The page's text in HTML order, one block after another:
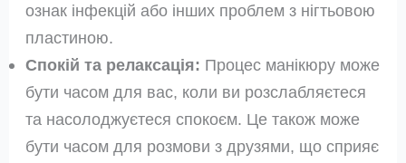
ознак інфекцій або інших проблем з нігтьовою
пластиною.
Спокій та релаксація: Процес манікюру може
бути часом для вас, коли ви розслабляєтеся
та насолоджуєтеся спокоєм. Це також може
бути часом для розмови з друзями, що сприяє